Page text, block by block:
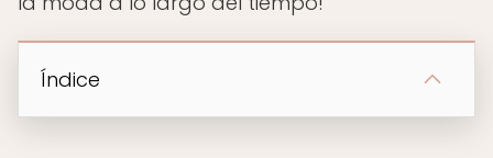
Índice